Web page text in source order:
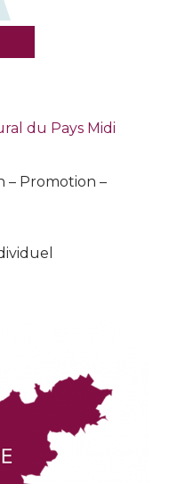
du Pays Midi
– Promotion –